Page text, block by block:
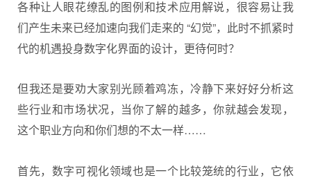
各种让人眼花缭乱的图例和技术应用解说，很容易让我
们产生未来已经加速向我们走来的 “幻觉”，此时不抓紧时
代的机遇投身数字化界面的设计，更待何时？
但我还是要劝大家别光顾着鸡冻，冷静下来好好分析这
些行业和市场状况，当你了解的越多，你就越会发现，
这个职业方向和你们想的不太一样……
首先，数字可视化领域也是一个比较笼统的行业，它依